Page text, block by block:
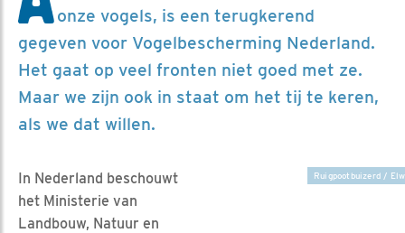
onze vogels, is een terugkerend
gegeven voor Vogelbescherming Nederland.
Het gaat op veel fronten niet goed met ze.
Maar we zijn ook in staat om het tij te keren,
als we dat willen.
Ruigpootbuizerd /
In Nederland beschouwt
het Ministerie van
Landbouw, Natuur en